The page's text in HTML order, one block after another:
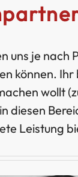
uns je
können.
wollt
Leistung